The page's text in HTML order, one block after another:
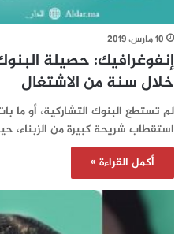
10 مارس، 2019
إنفوغرافيك: حصيلة
خلال سنة من الاشتغال
لم تستطع البنوك التشاركية، أو ما
استقطاب شريحة كبيرة من الزبناء،
أكمل القراءة »